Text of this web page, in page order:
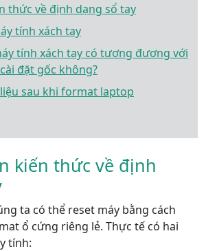
​​thức về định dạng sổ tay
tính xách tay
tính xách tay có tương đương với
đặt gốc không?
sau khi format laptop
kiến ​​thức về định
ta có thể reset máy bằng cách
ổ cứng riêng lẻ. Thực tế có hai
tính: